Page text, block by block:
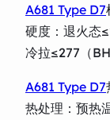
A681 Type D7
硬度：退火态
冷拉≤277（
A681 Type D7
热处理：预热